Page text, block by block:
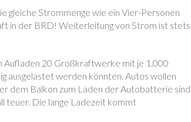
gleiche Strommenge wie ein Vier-Personen
in der BRD! Weiterleitung von Strom ist stets
Aufladen 20 Großkraftwerke mit je 1.000
ausgelastet werden könnten. Autos wollen
dem Balkon zum Laden der Autobatterie sind
teuer. Die lange Ladezeit kommt